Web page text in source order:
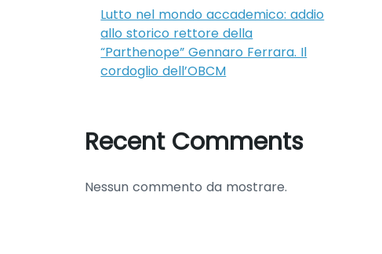
Lutto nel mondo accademico: addio
allo storico rettore della
“Parthenope” Gennaro Ferrara. Il
cordoglio dell’OBCM
Recent Comments
Nessun commento da mostrare.